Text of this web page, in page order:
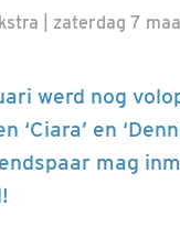
| zaterdag 7
werd nog
‘Ciara’ en
mag